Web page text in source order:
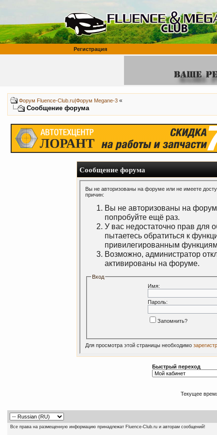
Регистрация
Форум Fluence-Club.ru|Форум Megane-3 «
Сообщение форума
Сообщение форума
Вы не авторизованы на форуме или не имеете
причин:
Вы не авторизованы на
попробуйте ещё раз.
У вас недостаточно прав для
пытаетесь обратиться к
привилегированным
Возможно, администратор
активированы на форуме.
Вход
Имя:
Пароль:
Запомнить?
Для просмотра этой страницы необходимо
Быстрый переход
Текущее
Все права на размещенную информацию принадлежат Fluence-Club.ru и авторам сообщений!